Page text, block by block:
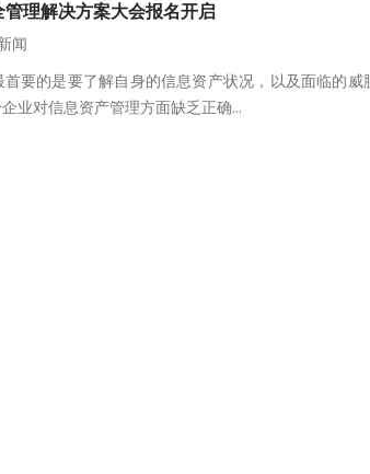
管理解决方案大会报名开启
闻
要的是要了解自身的信息资产状况，以及面临的
业对信息资产管理方面缺乏正确...